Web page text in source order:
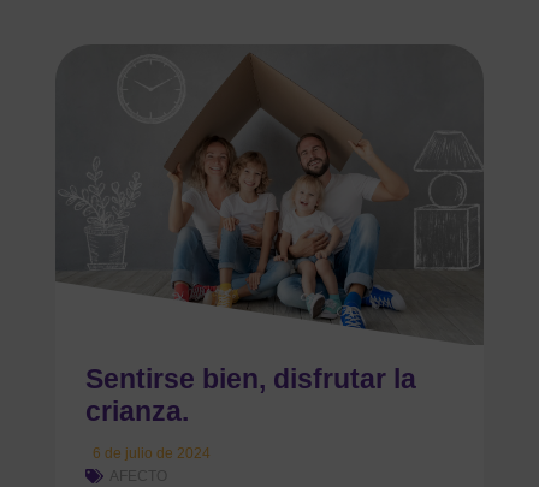
Sentirse bien, disfrutar la
crianza.
6 de julio de 2024
AFECTO